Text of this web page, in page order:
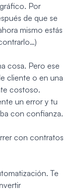
Por
de que se
mismo estás
cosa. Pero ese
cliente o en una
costoso.
un error y tu
con confianza.
con contratos
Te